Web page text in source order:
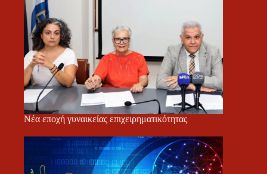
Νέα εποχή γυναικείας επιχειρηματικότητας